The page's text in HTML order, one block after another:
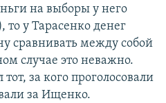
на выборы у него
то у Тарасенко денег
сравнивать между собой
случае это неважно.
за кого проголосовали
за Ищенко.